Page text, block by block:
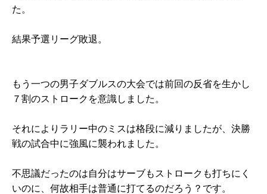
た。
結果予選リーグ敗退。
もう一つの男子ダブルスの大会では前回の反省を生かし
７割のストロークを意識しました。
それによりラリー中のミスは格段に減りましたが、決勝
戦の試合中に強風に襲われました。
不思議だったのは自分はサーブもストロークも打ちにく
いのに、何故相手は普通に打てるのだろう？です。